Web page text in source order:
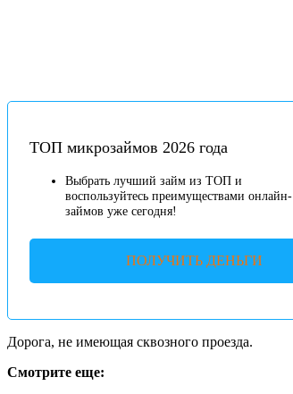
ТОП микрозаймов 2026 года
Выбрать лучший займ из ТОП и
воспользуйтесь преимуществами онлайн-
займов уже сегодня!
ПОЛУЧИТЬ ДЕНЬГИ
Дорога, не имеющая сквозного проезда.
Смотрите еще: